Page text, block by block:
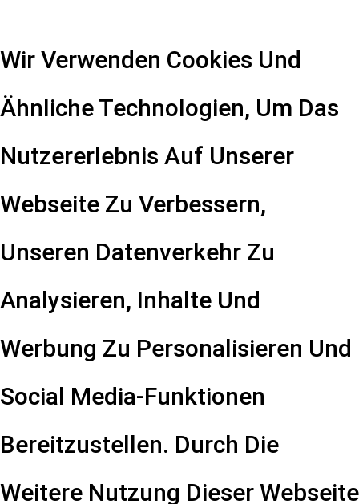
Wir Verwenden Cookies Und
Ähnliche Technologien, Um Das
Nutzererlebnis Auf Unserer
Webseite Zu Verbessern,
Unseren Datenverkehr Zu
Analysieren, Inhalte Und
Werbung Zu Personalisieren Und
Social Media-Funktionen
Bereitzustellen. Durch Die
Weitere Nutzung Dieser Webseite